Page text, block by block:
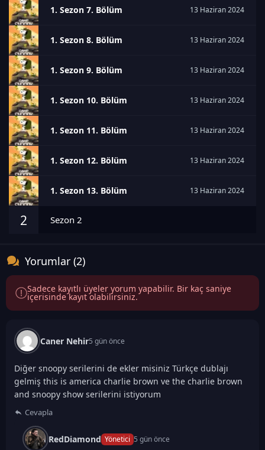
1. Sezon 7. Bölüm 13 Haziran 2024
1. Sezon 8. Bölüm 13 Haziran 2024
1. Sezon 9. Bölüm 13 Haziran 2024
1. Sezon 10. Bölüm 13 Haziran 2024
1. Sezon 11. Bölüm 13 Haziran 2024
1. Sezon 12. Bölüm 13 Haziran 2024
1. Sezon 13. Bölüm 13 Haziran 2024
2 Sezon 2
Yorumlar (2)
Sadece kayıtlı üyeler yorum yapabilir. Bir kaç saniye
içerisinde kayıt olabilirsiniz.
Caner Nehir5 gün önce
Diğer snoopy serilerini de ekler misiniz Türkçe dublajı
gelmiş this is america charlie brown ve the charlie brown
and snoopy show serilerini istiyorum
Cevapla
RedDiamond Yönetici 5 gün önce